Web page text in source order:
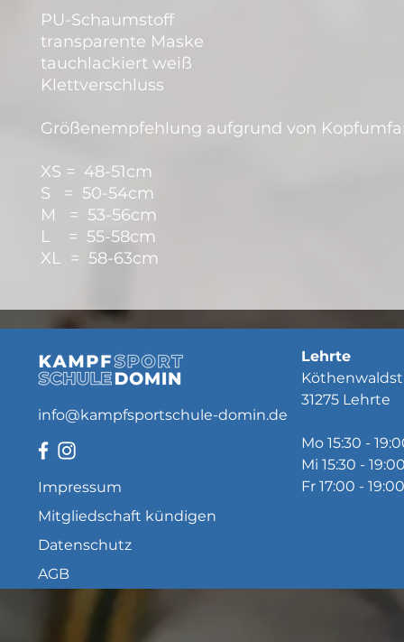
PU-Schaumstoff
transparente Maske
tauchlackiert weiß
Klettverschluss
Größenempfehlung aufgrund von
XS = 48-51cm
S = 50-54cm
M = 53-56cm
L = 55-58cm
XL = 58-63cm
info@kampfsportschule-domin.de
Impressum
Mitgliedschaft kündigen
Datenschutz
AGB
Lehrte
31275 Lehrte
Mo 15:30 -
Mi 15:30 -
Fr 17:00 -